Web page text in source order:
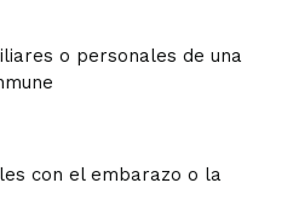
o personales de una
con el embarazo o la